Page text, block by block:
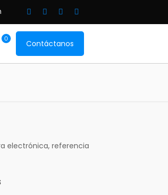
0 Contáctanos
electrónica, referencia